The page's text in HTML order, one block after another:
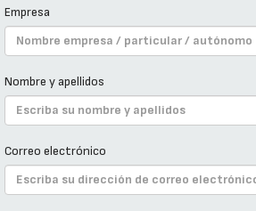
Empresa
Nombre y apellidos
Correo electrónico